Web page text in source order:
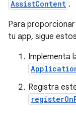
AssistContent .
Para
tu app, sigue
Implementa
Registra